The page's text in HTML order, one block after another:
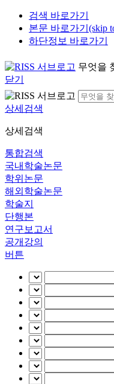
검색 바로가기
본문 바로가기(skip
하단정보 바로가기
무엇을
닫기
상세검색
상세검색
통합검색
국내학술논문
학위논문
해외학술논문
학술지
단행본
연구보고서
공개강의
버튼